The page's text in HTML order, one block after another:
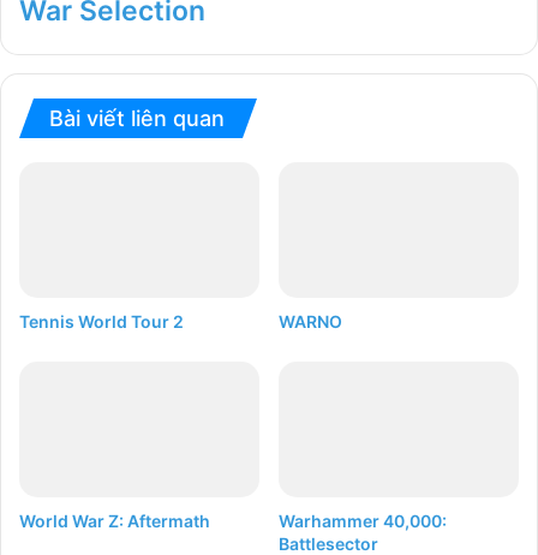
War Selection
Bài viết liên quan
Tennis World Tour 2 WARNO
World War Z: Aftermath
Warhammer 40,000:
Battlesector